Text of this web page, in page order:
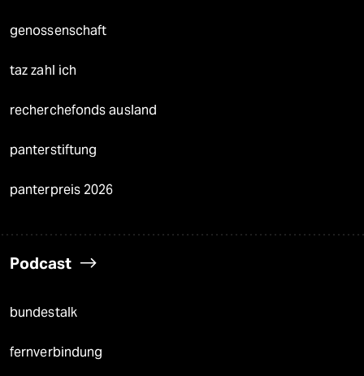
genossenschaft
taz zahl ich
recherchefonds ausland
panterstiftung
panterpreis 2026
Podcast
bundestalk
fernverbindung